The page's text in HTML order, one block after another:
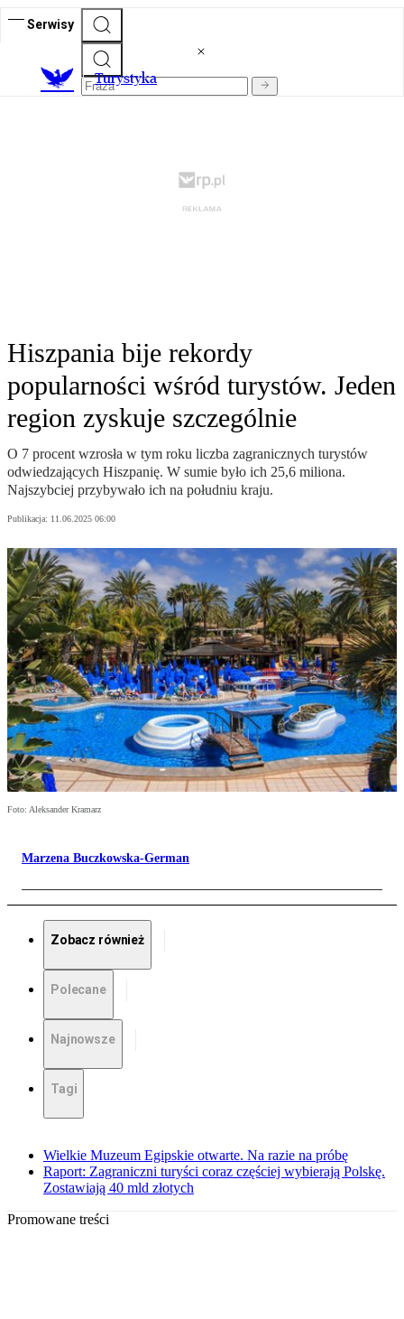
Serwisy
Turystyka
Hiszpania bije rekordy
popularności wśród turystów. Jeden
region zyskuje szczególnie
O 7 procent wzrosła w tym roku liczba zagranicznych turystów
odwiedzających Hiszpanię. W sumie było ich 25,6 miliona.
Najszybciej przybywało ich na południu kraju.
Publikacja: 11.06.2025 06:00
Foto: Aleksander Kramarz
Marzena Buczkowska-German
Zobacz również
Polecane
Najnowsze
Tagi
Wielkie Muzeum Egipskie otwarte. Na razie na próbę
Raport: Zagraniczni turyści coraz częściej wybierają Polskę.
Zostawiają 40 mld złotych
Promowane treści